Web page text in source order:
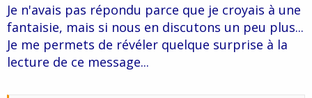
Je n'avais pas répondu parce que je croyais à une
fantaisie, mais si nous en discutons un peu plus...
Je me permets de révéler quelque surprise à la
lecture de ce message...